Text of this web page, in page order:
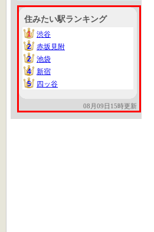
住みたい駅ランキング
1
1
渋谷
2
2
赤坂見附
2
2
池袋
4
4
新宿
5
5 四ッ谷
08月09日15時更新